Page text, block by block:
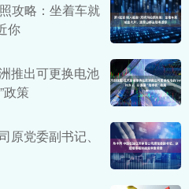
攻略：坐着车就
你
推出可更换电池
政策
原党委副书记、